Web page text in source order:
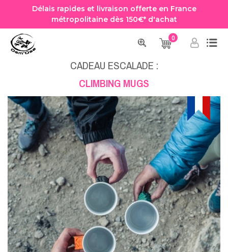
Délais rapides et livraison offerte en France
métropolitaine dès 150€* d'achat
0
Accueil Cadeau Escalade
CADEAU ESCALADE :
CLIMBING MUGS